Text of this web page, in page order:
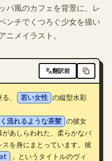
パ風のカフェを背景に、レ
ンチでくつろぐ少女を描い
ニメイラスト。
翻訳前
、 若い女性 の縦型水彩
流れるような茶髪 の彼女
あしらわれた、柔らかなパ
を身にまとっています。彼
」というタイトルのヴィ